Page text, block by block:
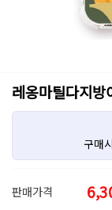
레옹마틸다지방
구매
판매가격